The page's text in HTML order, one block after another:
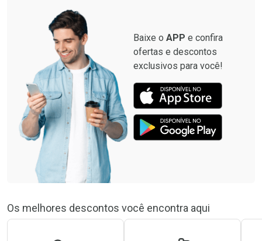
Baixe o APP e confira
ofertas e descontos
exclusivos para você!
Os melhores descontos você encontra aqui